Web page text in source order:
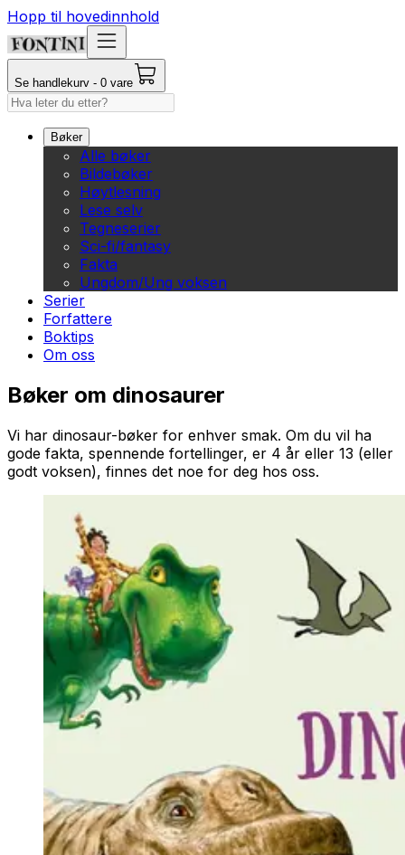
Hopp til hovedinnhold
Se handlekurv - 0 vare
Bøker
Alle bøker
Bildebøker
Høytlesning
Lese selv
Tegneserier
Sci-fi/fantasy
Fakta
Ungdom/Ung voksen
Serier
Forfattere
Boktips
Om oss
Bøker om dinosaurer
Vi har dinosaur-bøker for enhver smak. Om du vil ha
gode fakta, spennende fortellinger, er 4 år eller 13 (eller
godt voksen), finnes det noe for deg hos oss.